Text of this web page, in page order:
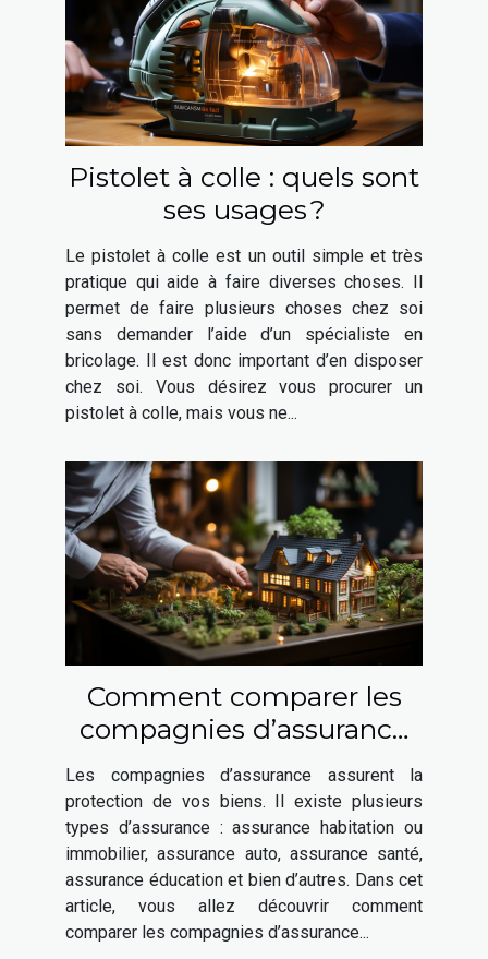
Pistolet à colle : quels sont
ses usages ?
Le pistolet à colle est un outil simple et très
pratique qui aide à faire diverses choses. Il
permet de faire plusieurs choses chez soi
sans demander l’aide d’un spécialiste en
bricolage. Il est donc important d’en disposer
chez soi. Vous désirez vous procurer un
pistolet à colle, mais vous ne...
Comment comparer les
compagnies d’assurance
habitation ?
Les compagnies d’assurance assurent la
protection de vos biens. Il existe plusieurs
types d’assurance : assurance habitation ou
immobilier, assurance auto, assurance santé,
assurance éducation et bien d’autres. Dans cet
article, vous allez découvrir comment
comparer les compagnies d’assurance...